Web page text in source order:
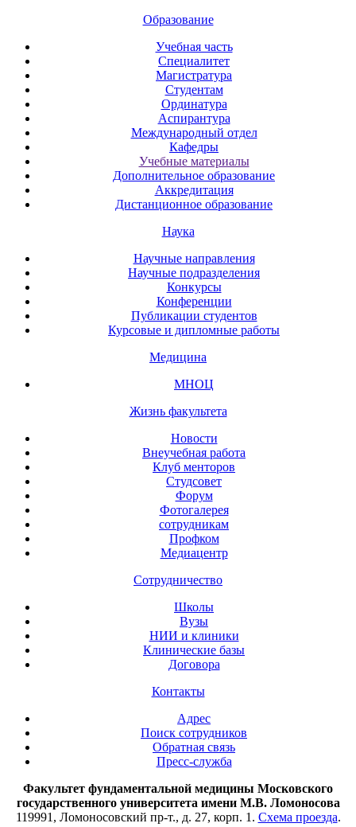
Образование
Учебная часть
Специалитет
Магистратура
Студентам
Ординатура
Аспирантура
Международный отдел
Кафедры
Учебные материалы
Дополнительное образование
Аккредитация
Дистанционное образование
Наука
Научные направления
Научные подразделения
Конкурсы
Конференции
Публикации студентов
Курсовые и дипломные работы
Медицина
МНОЦ
Жизнь факультета
Новости
Внеучебная работа
Клуб менторов
Студсовет
Форум
Фотогалерея
сотрудникам
Профком
Медиацентр
Сотрудничество
Школы
Вузы
НИИ и клиники
Клинические базы
Договора
Контакты
Адрес
Поиск сотрудников
Обратная связь
Пресс-служба
Факультет фундаментальной медицины Московского
государственного университета имени М.В. Ломоносова
119991, Ломоносовский пр-т., д. 27, корп. 1. Схема проезда.